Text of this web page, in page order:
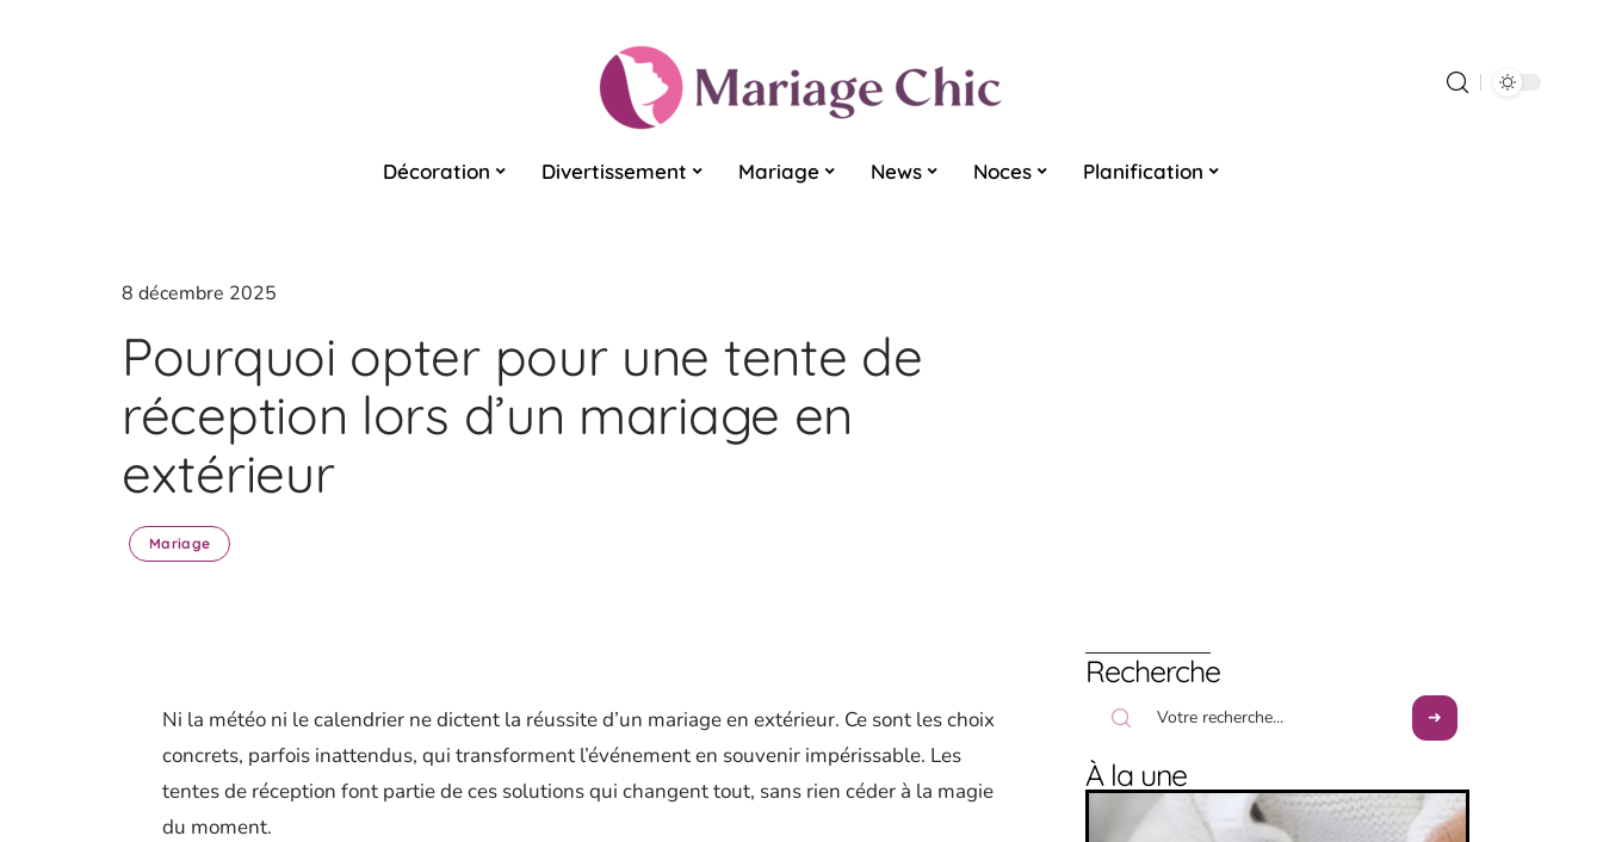
Décoration Divertissement Mariage News Noces Planification
8 décembre 2025
Pourquoi opter pour une tente de
réception lors d’un mariage en
extérieur
Mariage
Ni la météo ni le calendrier ne dictent la réussite d’un mariage en extérieur. Ce sont les choix
concrets, parfois inattendus, qui transforment l’événement en souvenir impérissable. Les
tentes de réception font partie de ces solutions qui changent tout, sans rien céder à la magie
du moment.
Recherche
À la une